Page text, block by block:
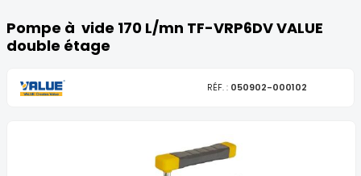
Pompe à vide 170 L/mn TF-VRP6DV VALUE
double étage
RÉF. : 050902-000102